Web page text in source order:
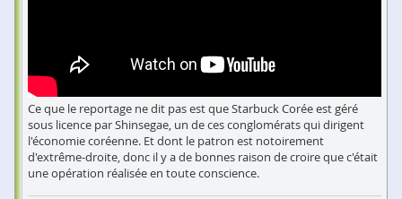
Ce que le reportage ne dit pas est que Starbuck Corée est géré
sous licence par Shinsegae, un de ces conglomérats qui dirigent
l'économie coréenne. Et dont le patron est notoirement
d'extrême-droite, donc il y a de bonnes raison de croire que c'était
une opération réalisée en toute conscience.